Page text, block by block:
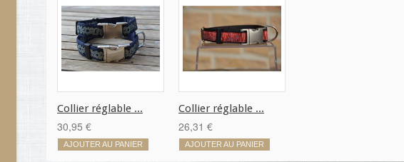
Collier réglable ...
30,95 €
AJOUTER AU PANIER
Collier réglable ...
26,31 €
AJOUTER AU PANIER